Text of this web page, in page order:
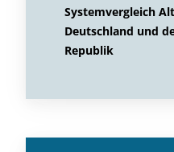
Systemvergleich
Deutschland und
Republik